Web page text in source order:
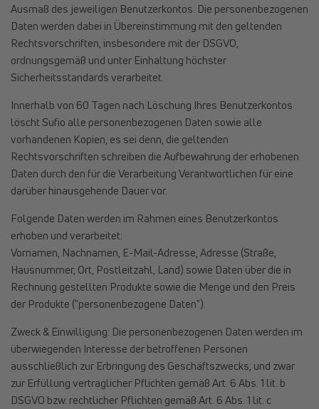
Ausmaß des jeweiligen Benutzerkontos. Die personenbezogenen
Daten werden dabei in Übereinstimmung mit den geltenden
Rechtsvorschriften, insbesondere mit der DSGVO,
ordnungsgemäß und unter Einhaltung höchster
Sicherheitsstandards verarbeitet.
Innerhalb von 60 Tagen nach Löschung Ihres Benutzerkontos
löscht Sufio alle personenbezogenen Daten sowie alle
vorhandenen Kopien, es sei denn, die geltenden
Rechtsvorschriften schreiben die Aufbewahrung der erhobenen
Daten durch den für die Verarbeitung Verantwortlichen für eine
darüber hinausgehende Dauer vor.
Folgende Daten werden im Rahmen eines Benutzerkontos
erhoben und verarbeitet:
Vornamen, Nachnamen, E-Mail-Adresse, Adresse (Straße,
Hausnummer, Ort, Postleitzahl, Land) sowie Daten über die in
Rechnung gestellten Produkte sowie die Menge und den Preis
der Produkte ("personenbezogene Daten").
Zweck & Einwilligung: Die personenbezogenen Daten werden im
überwiegenden Interesse der betroffenen Personen
ausschließlich zur Erbringung des Geschäftszwecks, und zwar
zur Erfüllung vertraglicher Pflichten gemäß Art. 6 Abs. 1 lit. b
DSGVO bzw. rechtlicher Pflichten gemäß Art. 6 Abs. 1 lit. c